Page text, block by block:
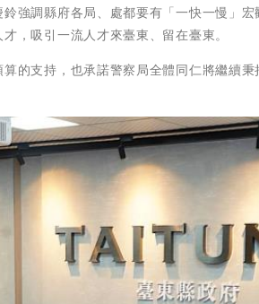
強調縣府各局、處都要有「一快一慢」
，吸引一流人才來臺東、留在臺東。
的支持，也承諾警察局全體同仁將繼續